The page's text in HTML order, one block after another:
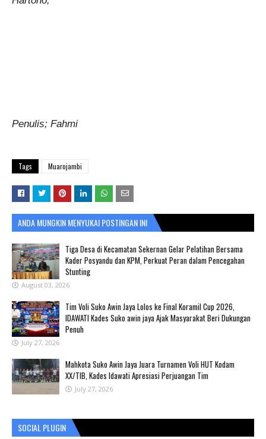
Penulis; Fahmi
Tags Muarojambi
ANDA MUNGKIN MENYUKAI POSTINGAN INI
Tiga Desa di Kecamatan Sekernan Gelar Pelatihan Bersama
Kader Posyandu dan KPM, Perkuat Peran dalam Pencegahan
Stunting
August 03, 2026
Tim Voli Suko Awin Jaya Lolos ke Final Koramil Cup 2026,
IDAWATI Kades Suko awin jaya Ajak Masyarakat Beri Dukungan
Penuh
July 27, 2026
Mahkota Suko Awin Jaya Juara Turnamen Voli HUT Kodam
XX/TIB, Kades Idawati Apresiasi Perjuangan Tim
July 27, 2026
SOCIAL PLUGIN